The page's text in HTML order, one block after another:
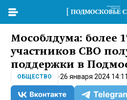
Мособлдума: более
участников СВО
поддержки в
ОБЩЕСТВО 26 января 2024 14:11